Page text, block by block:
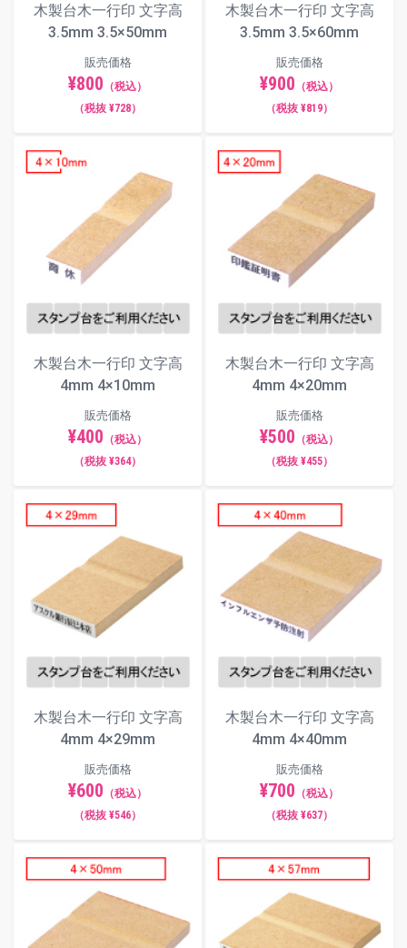
木製台木一行印 文字高
3.5mm 3.5×50mm
販売価格
¥800 （税込）
（税抜 ¥728）
木製台木一行印 文字高
3.5mm 3.5×60mm
販売価格
¥900 （税込）
（税抜 ¥819）
木製台木一行印 文字高
4mm 4×10mm
販売価格
¥400 （税込）
（税抜 ¥364）
木製台木一行印 文字高
4mm 4×20mm
販売価格
¥500 （税込）
（税抜 ¥455）
木製台木一行印 文字高
4mm 4×29mm
販売価格
¥600 （税込）
（税抜 ¥546）
木製台木一行印 文字高
4mm 4×40mm
販売価格
¥700 （税込）
（税抜 ¥637）